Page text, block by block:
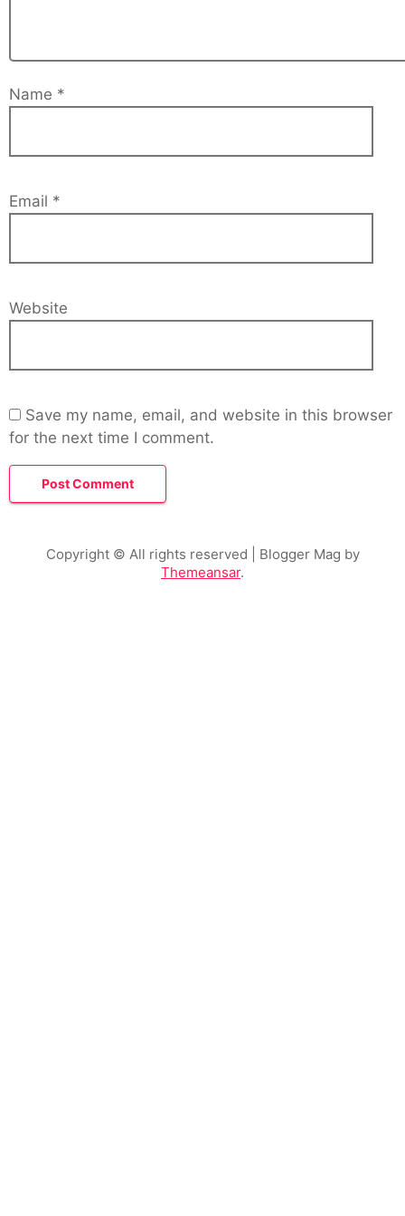
Name *
Email *
Website
Save my name, email, and website in this browser
for the next time I comment.
Copyright © All rights reserved | Blogger Mag by
Themeansar.